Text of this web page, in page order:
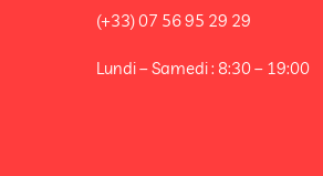
(+33) 07 56 95 29 29
Lundi – Samedi : 8:30 – 19:00